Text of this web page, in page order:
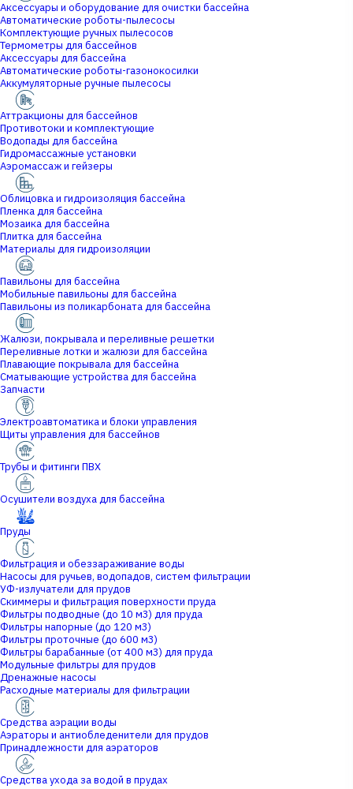
Аксессуары и оборудование для очистки бассейна
Автоматические роботы-пылесосы
Комплектующие ручных пылесосов
Термометры для бассейнов
Аксессуары для бассейна
Автоматические роботы-газонокосилки
Аккумуляторные ручные пылесосы
Аттракционы для бассейнов
Противотоки и комплектующие
Водопады для бассейна
Гидромассажные установки
Аэромассаж и гейзеры
Облицовка и гидроизоляция бассейна
Пленка для бассейна
Мозаика для бассейна
Плитка для бассейна
Материалы для гидроизоляции
Павильоны для бассейна
Мобильные павильоны для бассейна
Павильоны из поликарбоната для бассейна
Жалюзи, покрывала и переливные решетки
Переливные лотки и жалюзи для бассейна
Плавающие покрывала для бассейна
Сматывающие устройства для бассейна
Запчасти
Электроавтоматика и блоки управления
Щиты управления для бассейнов
Трубы и фитинги ПВХ
Осушители воздуха для бассейна
Пруды
Фильтрация и обеззараживание воды
Насосы для ручьев, водопадов, систем фильтрации
УФ-излучатели для прудов
Скиммеры и фильтрация поверхности пруда
Фильтры подводные (до 10 м3) для пруда
Фильтры напорные (до 120 м3)
Фильтры проточные (до 600 м3)
Фильтры барабанные (от 400 м3) для пруда
Модульные фильтры для прудов
Дренажные насосы
Расходные материалы для фильтрации
Средства аэрации воды
Аэраторы и антиобледенители для прудов
Принадлежности для аэраторов
Средства ухода за водой в прудах